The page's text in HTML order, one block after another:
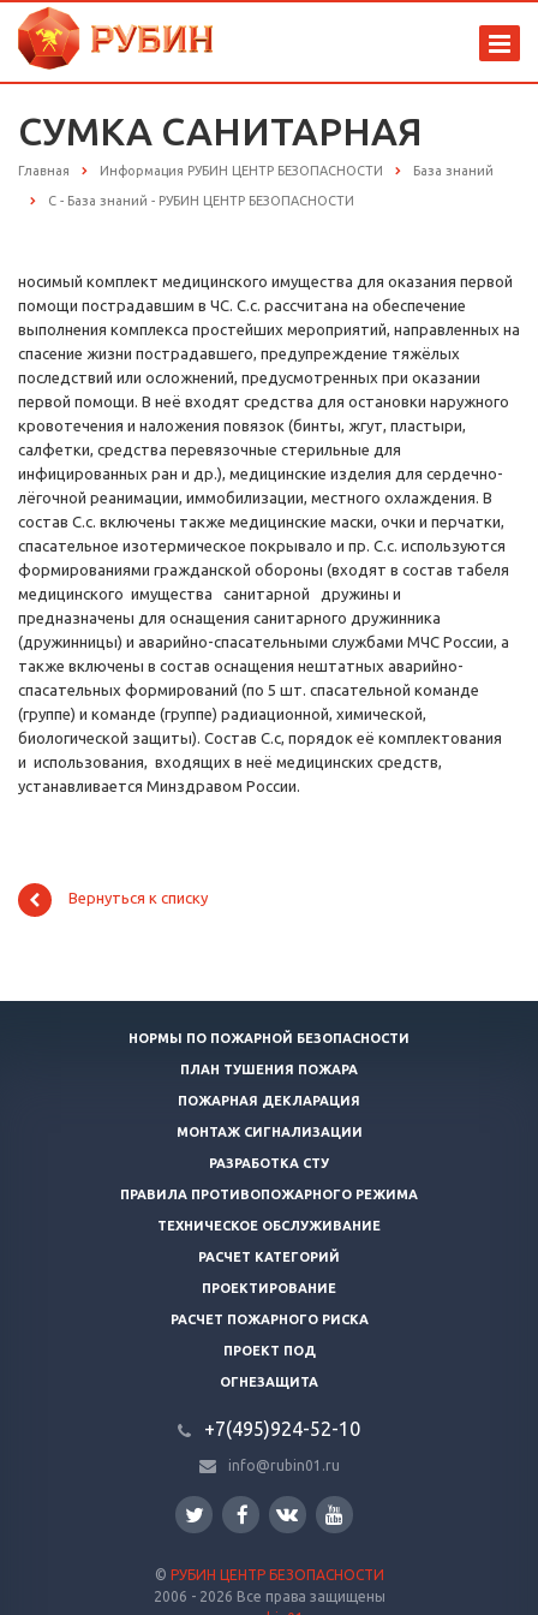
СУМКА САНИТАРНАЯ
Главная Информация РУБИН ЦЕНТР БЕЗОПАСНОСТИ База знаний
С - База знаний - РУБИН ЦЕНТР БЕЗОПАСНОСТИ
носимый комплект медицинского имущества для оказания первой
помощи пострадавшим в ЧС. С.с. рассчитана на обеспечение
выполнения комплекса простейших мероприятий, направленных на
спасение жизни пострадавшего, предупреждение тяжёлых
последствий или осложнений, предусмотренных при оказании
первой помощи. В неё входят средства для остановки наружного
кровотечения и наложения повязок (бинты, жгут, пластыри,
салфетки, средства перевязочные стерильные для
инфицированных ран и др.), медицинские изделия для сердечно-
лёгочной реанимации, иммобилизации, местного охлаждения. В
состав С.с. включены также медицинские маски, очки и перчатки,
спасательное изотермическое покрывало и пр. С.с. используются
формированиями гражданской обороны (входят в состав табеля
медицинского имущества санитарной дружины и
предназначены для оснащения санитарного дружинника
(дружинницы) и аварийно-спасательными службами МЧС России, а
также включены в состав оснащения нештатных аварийно-
спасательных формирований (по 5 шт. спасательной команде
(группе) и команде (группе) радиационной, химической,
биологической защиты). Состав С.с, порядок её комплектования
и использования, входящих в неё медицинских средств,
устанавливается Минздравом России.
Вернуться к списку
НОРМЫ ПО ПОЖАРНОЙ БЕЗОПАСНОСТИ
ПЛАН ТУШЕНИЯ ПОЖАРА
ПОЖАРНАЯ ДЕКЛАРАЦИЯ
МОНТАЖ СИГНАЛИЗАЦИИ
РАЗРАБОТКА СТУ
ПРАВИЛА ПРОТИВОПОЖАРНОГО РЕЖИМА
ТЕХНИЧЕСКОЕ ОБСЛУЖИВАНИЕ
РАСЧЕТ КАТЕГОРИЙ
ПРОЕКТИРОВАНИЕ
РАСЧЕТ ПОЖАРНОГО РИСКА
ПРОЕКТ ПОД
ОГНЕЗАЩИТА
+7(495)924-52-10
info@rubin01.ru
© РУБИН ЦЕНТР БЕЗОПАСНОСТИ
2006 - 2026 Все права защищены